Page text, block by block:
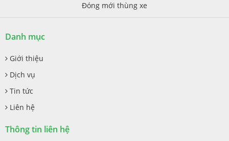
Đóng mới thùng xe
Danh mục
Giới thiệu
Dịch vụ
Tin tức
Liên hệ
Thông tin liên hệ